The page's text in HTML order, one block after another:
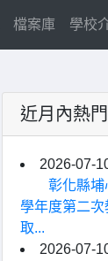
檔案庫 學校
近月內熱
2026-07-
彰化縣
學年度第二
取...
2026-07-